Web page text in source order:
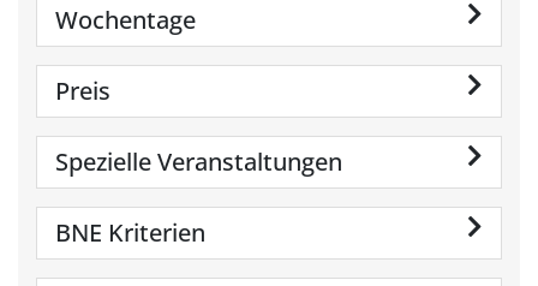
Wochentage
Preis
Spezielle Veranstaltungen
BNE Kriterien